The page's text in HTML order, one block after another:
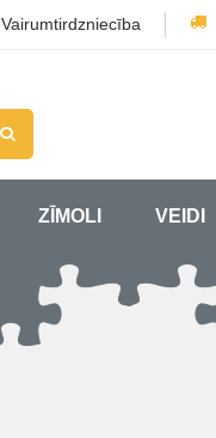
Vairumtirdzniecība
ZĪMOLI VEIDI